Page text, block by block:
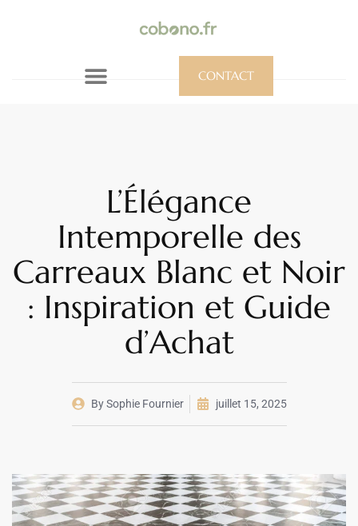
CONTACT
L’Élégance
Intemporelle des
Carreaux Blanc et Noir
: Inspiration et Guide
d’Achat
BySophie Fournier juillet 15, 2025